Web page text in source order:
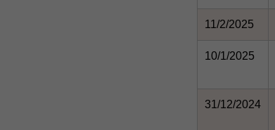
11/2/2025
10/1/2025
31/12/2024